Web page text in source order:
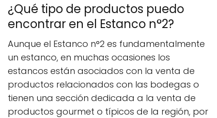
¿Qué tipo de productos puedo
encontrar en el Estanco n°2?
Aunque el Estanco n°2 es fundamentalmente
un estanco, en muchas ocasiones los
estancos están asociados con la venta de
productos relacionados con las bodegas o
tienen una sección dedicada a la venta de
productos gourmet o típicos de la región, por